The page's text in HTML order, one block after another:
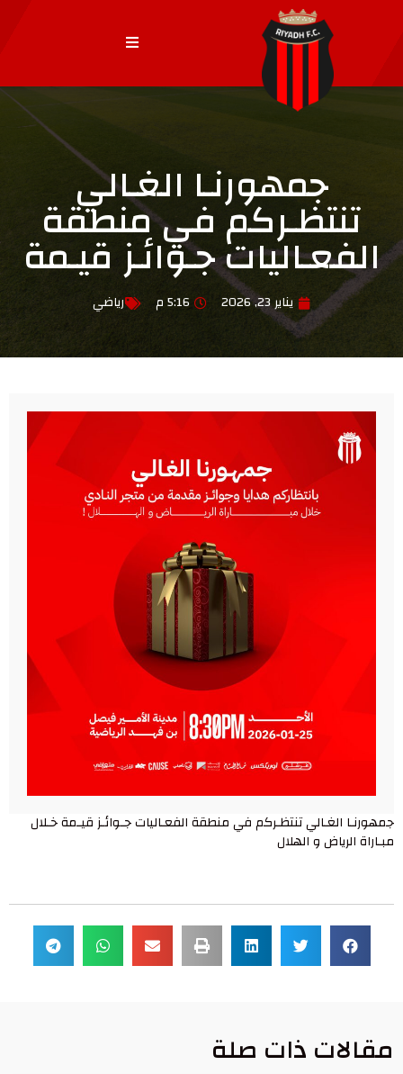
جمهورنـا الغـالي
تنتظـركم في منطقة
الفعـاليات جـوائـز قيـمة
يناير 23, 2026 5:16 م رياضي
جمهورنـا الغـالي تنتظـركم في منطقة الفعـاليات جـوائـز قيـمة خـلال
مبـاراة الرياض و الهلال
مقالات ذات صلة